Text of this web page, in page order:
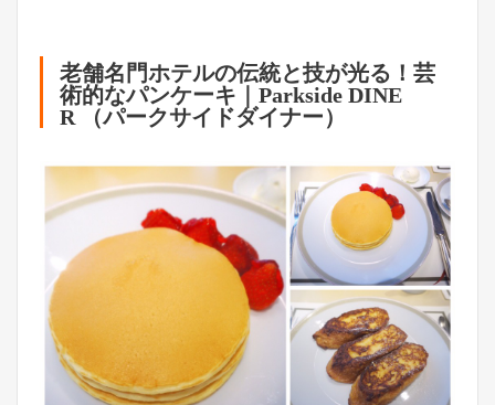
老舗名門ホテルの伝統と技が光る！芸
術的なパンケーキ｜Parkside DINE
R （パークサイドダイナー）